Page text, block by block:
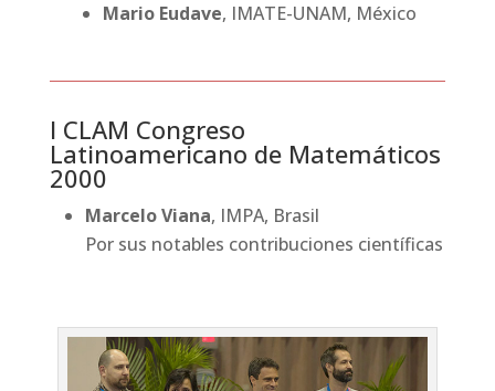
Mario Eudave, IMATE-UNAM, México
I CLAM Congreso
Latinoamericano de Matemáticos
2000
Marcelo Viana, IMPA, Brasil
Por sus notables contribuciones científicas